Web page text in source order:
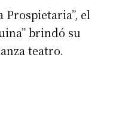
Prospietaria”, el
brindó su
teatro.